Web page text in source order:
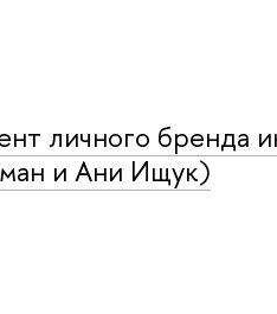
личного бренда
и Ани Ищук)